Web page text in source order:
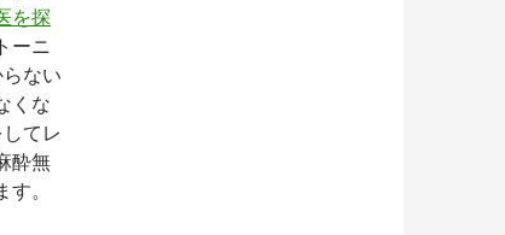
を探
ーニ
ない
くな
てレ
酔無
。